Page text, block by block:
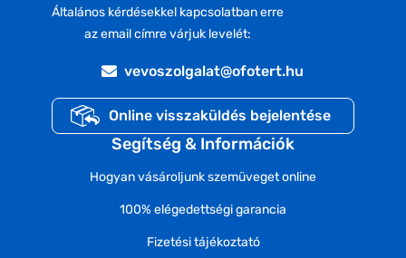
Általános kérdésekkel kapcsolatban erre
az email címre várjuk levelét:
vevoszolgalat@ofotert.hu
Online visszaküldés bejelentése
Segítség & Információk
Hogyan vásároljunk szemüveget online
100% elégedettségi garancia
Fizetési tájékoztató